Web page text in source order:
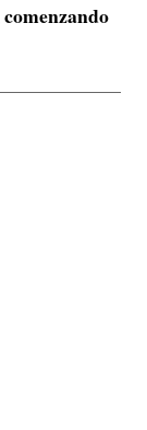
comenzando